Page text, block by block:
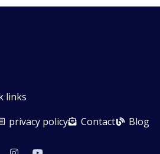
links
privacy policy Contact
Blog